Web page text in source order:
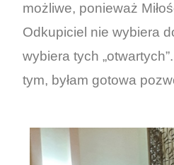
możliwe, ponieważ
Odkupiciel nie wybiera
wybiera tych
tym, byłam gotowa